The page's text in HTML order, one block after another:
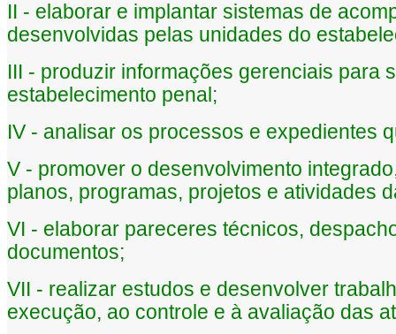
II - elaborar e implantar sistemas de
desenvolvidas pelas unidades do
III - produzir informações gerenciais para
estabelecimento penal;
IV - analisar os processos e expedientes
V - promover o desenvolvimento
planos, programas, projetos e atividades
VI - elaborar pareceres técnicos,
documentos;
VII - realizar estudos e desenvolver
execução, ao controle e à avaliação das